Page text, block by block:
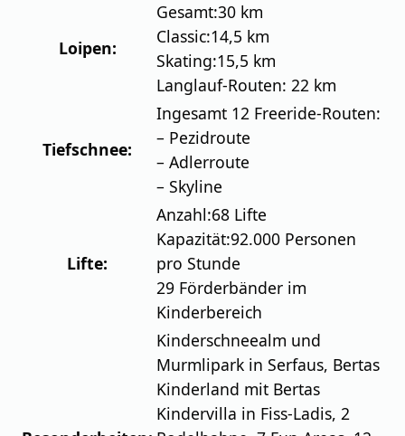
Loipen:
Gesamt:30 km
Classic:14,5 km
Skating:15,5 km
Langlauf-Routen: 22 km
Tiefschnee:
Ingesamt 12 Freeride-Routen:
– Pezidroute
– Adlerroute
– Skyline
Lifte:
Anzahl:68 Lifte
Kapazität:92.000 Personen
pro Stunde
29 Förderbänder im
Kinderbereich
Kinderschneealm und
Murmlipark in Serfaus, Bertas
Kinderland mit Bertas
Kindervilla in Fiss-Ladis, 2